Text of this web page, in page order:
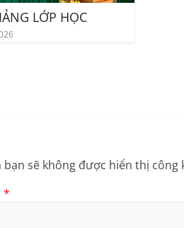
LỚP HỌC
bạn sẽ không được hiển thị công
*